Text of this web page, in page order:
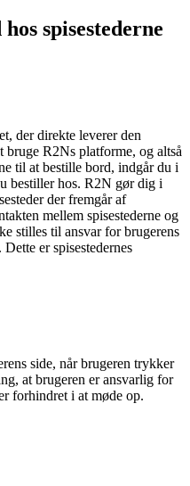
spisestederne
der direkte leverer den
bruge R2Ns platforme, og altså
til at bestille bord, indgår du i
bestiller hos. R2N gør dig i
der fremgår af
mellem spisestederne og
stilles til ansvar for brugerens
er spisestedernes
side, når brugeren trykker
at brugeren er ansvarlig for
forhindret i at møde op.